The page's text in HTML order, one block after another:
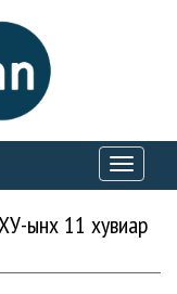
Toggle
ынх 11 хувиар